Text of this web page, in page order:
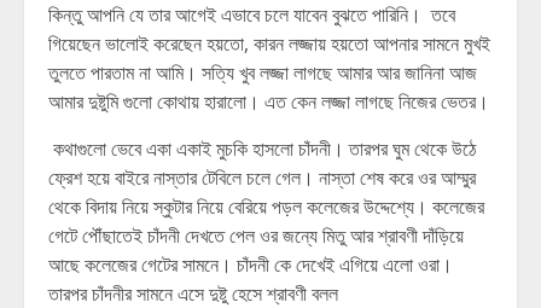
কিন্তু আপনি যে তার আগেই এভাবে চলে যাবেন বুঝতে পারিনি। তবে
গিয়েছেন ভালোই করেছেন হয়তো, কারন লজ্জায় হয়তো আপনার সামনে মুখই
তুলতে পারতাম না আমি। সত্যি খুব লজ্জা লাগছে আমার আর জানিনা আজ
আমার দুষ্টুমি গুলো কোথায় হারালো। এত কেন লজ্জা লাগছে নিজের ভেতর।
কথাগুলো ভেবে একা একাই মুচকি হাসলো চাঁদনী। তারপর ঘুম থেকে উঠে
ফ্রেশ হয়ে বাইরে নাস্তার টেবিলে চলে গেল। নাস্তা শেষ করে ওর আম্মুর
থেকে বিদায় নিয়ে স্কুটার নিয়ে বেরিয়ে পড়ল কলেজের উদ্দেশ্যে। কলেজের
গেটে পৌঁছাতেই চাঁদনী দেখতে পেল ওর জন্যে মিতু আর শ্রাবণী দাঁড়িয়ে
আছে কলেজের গেটের সামনে। চাঁদনী কে দেখেই এগিয়ে এলো ওরা।
তারপর চাঁদনীর সামনে এসে দুষ্টু হেসে শ্রাবণী বলল